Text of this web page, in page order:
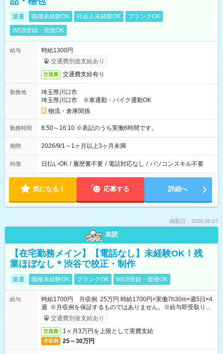
派遣 職種未経験OK 社会人未経験OK
ブランクOK
WEB登録・面接OK
給与
時給1300円
交通費別途支給あり
交通費 交通費支給有り
勤務地
埼玉県川口市
埼玉県川口市 ※車通勤・バイク通勤OK
物流・倉庫関係
勤務時間 8:50～16:10 ※表記のうち実働6時間です。
期間 2026/9/1～1ヶ月以上3ヶ月未満
特徴 日払いOK / 履歴書不要 / 電話対応なし / パソコンスキル不要
気になる！ 応募する 詳細へ
掲載日：2026.08.07
未読
【在宅勤務メイン】【電話なし】未経験OK！残
業ほぼなし＊渋谷で校正・制作
派遣 職種未経験OK ブランクOK WEB登録・面接OK
給与
時給1700円 月収例 25万円 時給1700円×実働7h30m×週5日×4
週 ※月収例を保証するものではありません。※給与即受取りサ
ービス利用可（利用条件有）
交通費別途支給あり
交通費 1ヶ月3万円を上限として実費支給
月収例 25～30万円